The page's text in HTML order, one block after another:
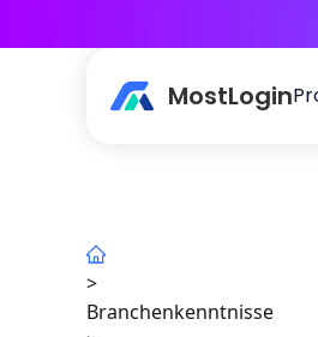
MostLogin
>
Branchenkenntnisse